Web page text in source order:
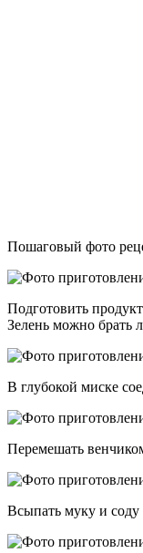
Пошаговый фото
Подготовить
Зелень можно брать
В глубокой миске
Перемешать
Всыпать муку и соду